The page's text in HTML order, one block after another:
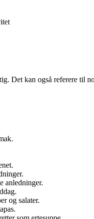
Det kan også referere til
anledninger.
og salater.